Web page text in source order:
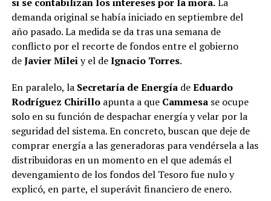
demanda original se había iniciado en septiembre del
año pasado. La medida se da tras una semana de
conflicto por el recorte de fondos entre el gobierno
deJavier Mileiy el deIgnacio Torres.
En paralelo, la Secretaría de EnergíadeEduardo
Rodríguez Chirilloapunta a que Cammesase ocupe
solo en su función de despachar energía y velar por la
seguridad del sistema. En concreto, buscan que deje de
comprar energía a las generadoras para vendérsela a las
distribuidoras en un momento en el que además el
devengamiento de los fondos del Tesoro fue nulo y
explicó, en parte, el superávit financiero de enero.